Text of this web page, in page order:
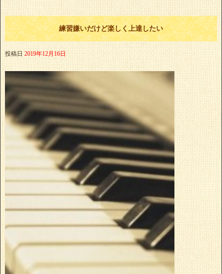
練習嫌いだけど楽しく上達したい
投稿日 2019年12月16日